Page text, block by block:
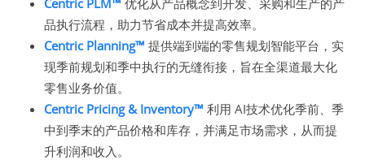
品执行流程，助力节省成本并提高效率。
Centric Planning™ 提供端到端的零售规划智能平台，实
现季前规划和季中执行的无缝衔接，旨在全渠道最大化
零售业务价值。
Centric Pricing & Inventory™ 利用 AI技术优化季前、季
中到季末的产品价格和库存，并满足市场需求，从而提
升利润和收入。